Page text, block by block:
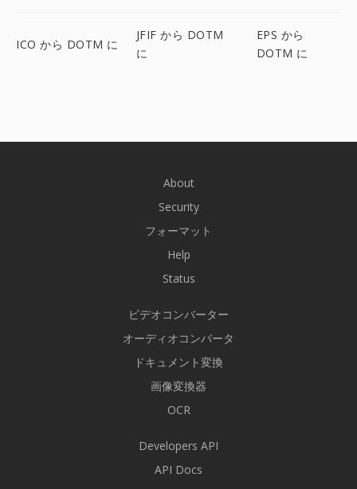
ICO から DOTM に
JFIF から DOTM
に
EPS から
DOTM に
About
Security
フォーマット
Help
Status
ビデオコンバーター
オーディオコンバータ
ドキュメント変換
画像変換器
OCR
Developers API
API Docs